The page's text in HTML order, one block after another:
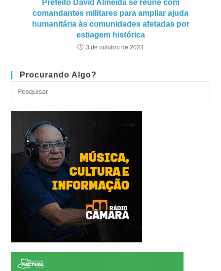
Prefeito David Almeida se reúne com
comandantes militares para ampliar ajuda
humanitária às comunidades afetadas por
estiagem histórica
3 de outubro de 2023
Procurando Algo?